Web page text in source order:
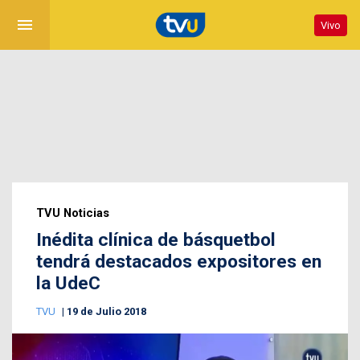
menu Vivo
TVU Noticias
Inédita clínica de básquetbol
tendrá destacados expositores en
la UdeC
TVU 19 de Julio 2018